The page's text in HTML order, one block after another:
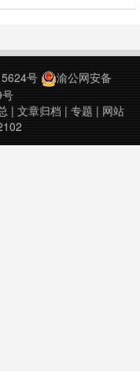
文档中生成超过7000种引用
网站，包括Go……
号
渝公网安备
| 文章归档 | 专题 | 网站